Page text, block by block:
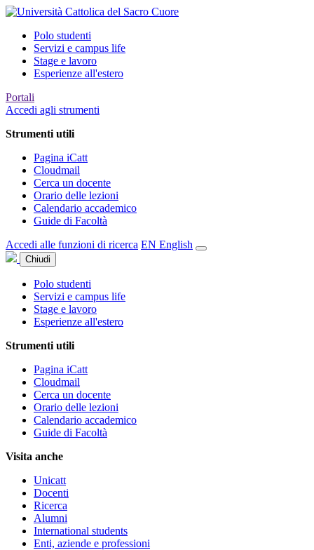
Polo studenti
Servizi e campus life
Stage e lavoro
Esperienze all'estero
Portali
Accedi agli strumenti
Strumenti utili
Pagina iCatt
Cloudmail
Cerca un docente
Orario delle lezioni
Calendario accademico
Guide di Facoltà
Accedi alle funzioni di ricerca EN English
Chiudi
Polo studenti
Servizi e campus life
Stage e lavoro
Esperienze all'estero
Strumenti utili
Pagina iCatt
Cloudmail
Cerca un docente
Orario delle lezioni
Calendario accademico
Guide di Facoltà
Visita anche
Unicatt
Docenti
Ricerca
Alumni
International students
Enti, aziende e professioni